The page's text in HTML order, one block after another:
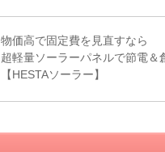
物価高で固定費を見直すなら
超軽量ソーラーパネルで節電＆
【HESTAソーラー】